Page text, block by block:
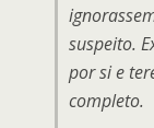
suspeito.
por si e
completo.